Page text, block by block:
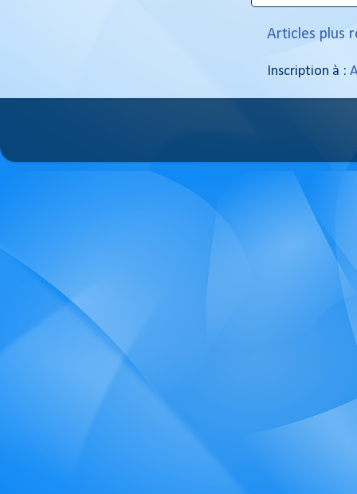
Articles plus
Inscription à :